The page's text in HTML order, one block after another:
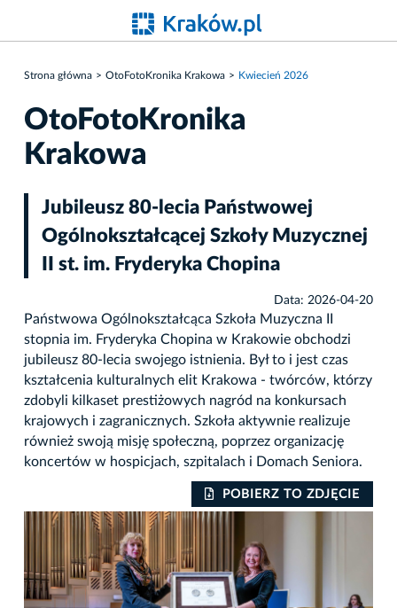
Strona główna OtoFotoKronika Krakowa Kwiecień 2026
OtoFotoKronika
Krakowa
Jubileusz 80-lecia Państwowej
Ogólnokształcącej Szkoły Muzycznej
II st. im. Fryderyka Chopina
Data: 2026-04-20
Państwowa Ogólnokształcąca Szkoła Muzyczna II
stopnia im. Fryderyka Chopina w Krakowie obchodzi
jubileusz 80-lecia swojego istnienia. Był to i jest czas
kształcenia kulturalnych elit Krakowa - twórców, którzy
zdobyli kilkaset prestiżowych nagród na konkursach
krajowych i zagranicznych. Szkoła aktywnie realizuje
również swoją misję społeczną, poprzez organizację
koncertów w hospicjach, szpitalach i Domach Seniora.
POBIERZ TO ZDJĘCIE